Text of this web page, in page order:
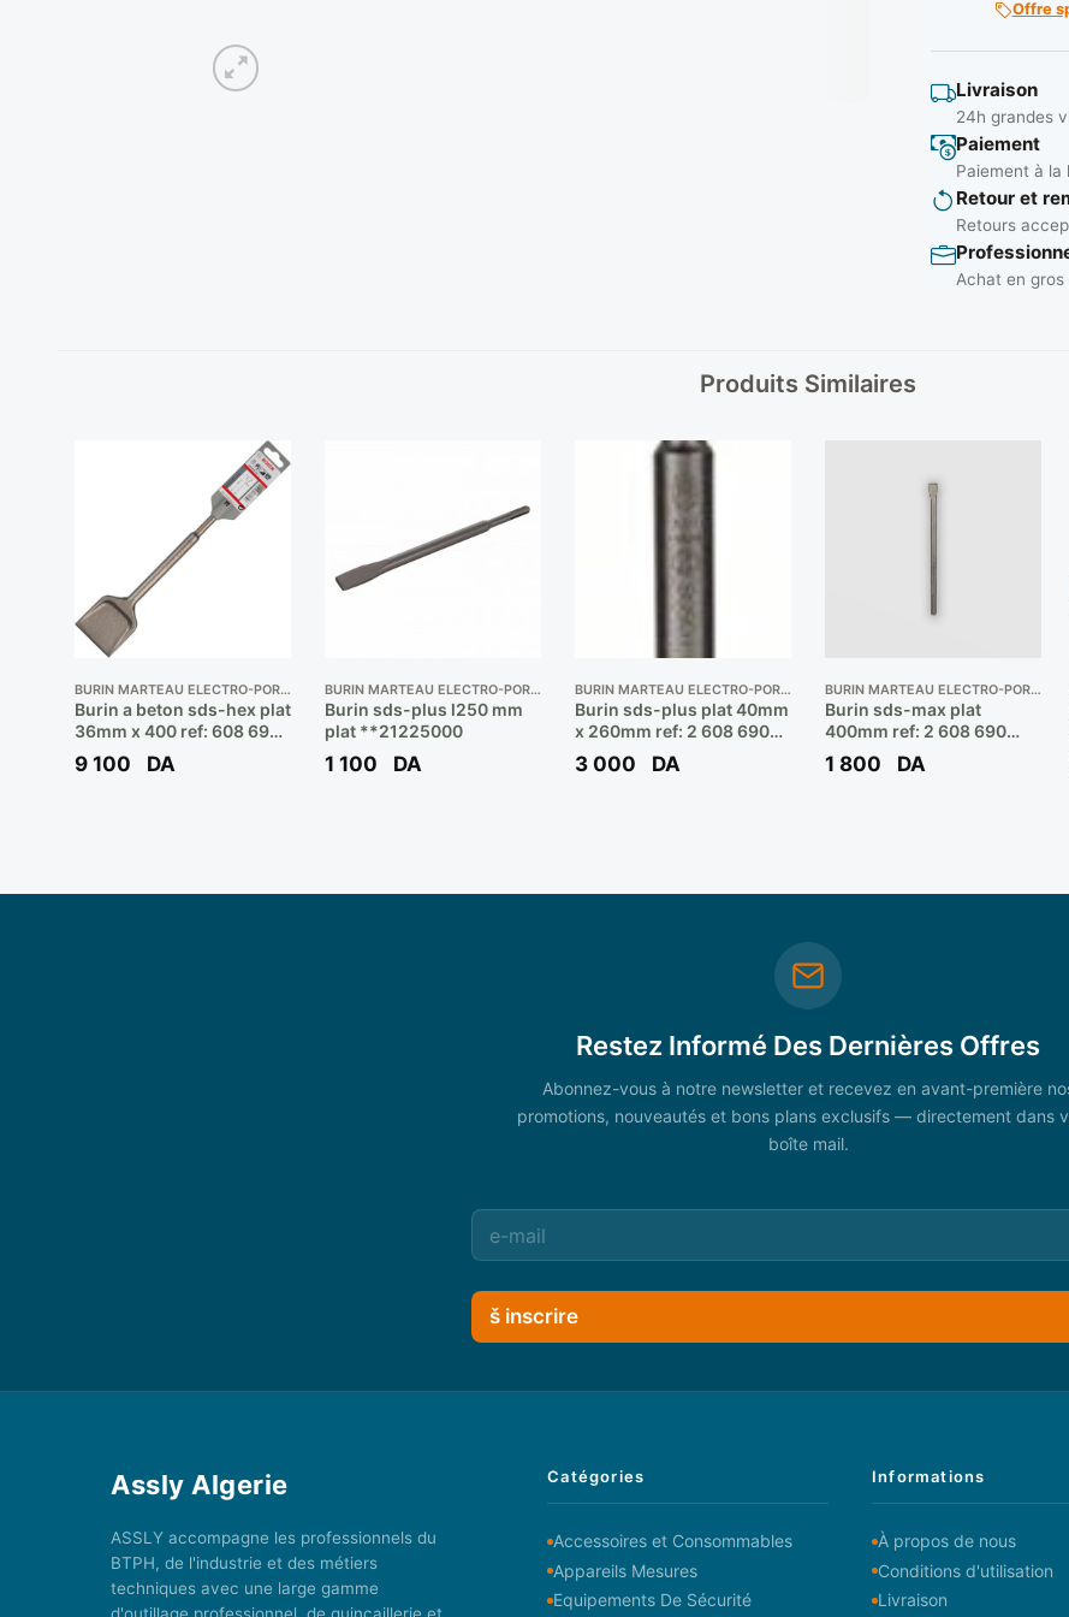
Offre
Livraison
24h grandes
Paiement
Paiement à la
Retour et
Retours
Achat en
Produits Similaires
BURIN MARTEAU ELECTRO-PORTATIF
Burin a beton sds-hex plat
36mm x 400 ref: 608 690
108 ** BOSCH
9 100 DA
BURIN MARTEAU ELECTRO-PORTATIF
Burin sds-plus l250 mm
plat **21225000
1 100 DA
BURIN MARTEAU ELECTRO-PORTATIF
Burin sds-plus plat 40mm
x 260mm ref: 2 608 690
091 ** BOSCH
3 000 DA
BURIN MARTEAU ELECTRO-PORTATIF
Burin sds-max plat
400mm ref: 2 608 690
141** BOSCH
1 800 DA
Restez Informé Des Dernières Offres
Abonnez-vous à notre newsletter et recevez en avant-première
promotions, nouveautés et bons plans exclusifs — directement dans
boîte mail.
š inscrire
Assly Algerie
ASSLY accompagne les professionnels du
BTPH, de l'industrie et des métiers
techniques avec une large gamme
d'outillage professionnel, de quincaillerie et
Catégories
Accessoires et Consommables
Appareils Mesures
Equipements De Sécurité
Informations
À propos de nous
Conditions d'utilisation
Livraison